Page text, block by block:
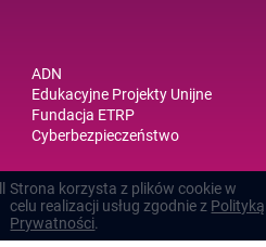
ADN
Edukacyjne Projekty Unijne
Fundacja ETRP
Cyberbezpieczeństwo
Strona korzysta z plików cookie w
celu realizacji usług zgodnie z Polityką
Prywatności.